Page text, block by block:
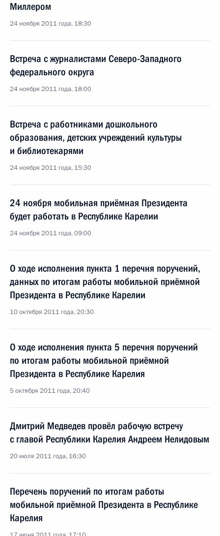
Миллером
24 ноября 2011 года, 18:30
Встреча с журналистами Северо-Западного
федерального округа
24 ноября 2011 года, 18:00
Встреча с работниками дошкольного
образования, детских учреждений культуры
и библиотекарями
24 ноября 2011 года, 15:30
24 ноября мобильная приёмная Президента
будет работать в Республике Карелии
24 ноября 2011 года, 09:00
О ходе исполнения пункта 1 перечня поручений,
данных по итогам работы мобильной приёмной
Президента в Республике Карелии
10 октября 2011 года, 20:30
О ходе исполнения пункта 5 перечня поручений
по итогам работы мобильной приёмной
Президента в Республике Карелия
5 октября 2011 года, 20:40
Дмитрий Медведев провёл рабочую встречу
с главой Республики Карелия Андреем Нелидовым
20 июля 2011 года, 16:30
Перечень поручений по итогам работы
мобильной приёмной Президента в Республике
Карелия